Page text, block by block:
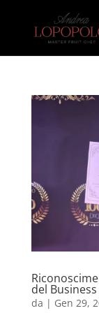
del Business
da | Gen 29,